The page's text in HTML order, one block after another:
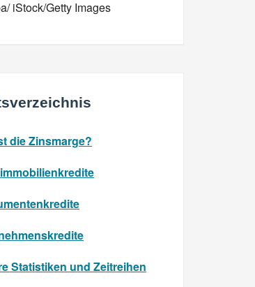
iStock/Getty Images
die Zinsmarge?
Statistiken und Zeitreihen